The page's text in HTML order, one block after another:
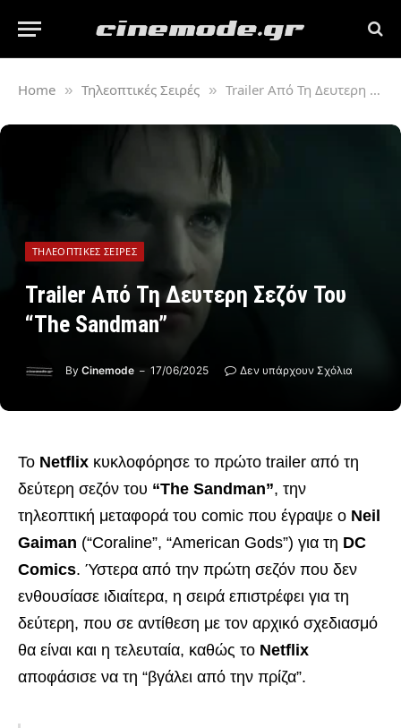
Home » Τηλεοπτικές Σειρές » Trailer Από Τη Δευτερη Σεζόν Του “The Sandman”
ΤΗΛΕΟΠΤΙΚΈΣ ΣΕΙΡΈΣ
Trailer Από Τη Δευτερη Σεζόν Του
“The Sandman”
By Cinemode 17/06/2025 Δεν υπάρχουν Σχόλια
Το Netflix κυκλοφόρησε το πρώτο trailer από τη
δεύτερη σεζόν του “The Sandman”, την
τηλεοπτική μεταφορά του comic που έγραψε ο Neil
Gaiman (“Coraline”, “American Gods”) για τη DC
Comics. Ύστερα από την πρώτη σεζόν που δεν
ενθουσίασε ιδιαίτερα, η σειρά επιστρέφει για τη
δεύτερη, που σε αντίθεση με τον αρχικό σχεδιασμό
θα είναι και η τελευταία, καθώς το Netflix
αποφάσισε να τη “βγάλει από την πρίζα”.